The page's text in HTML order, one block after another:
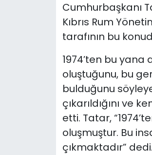
Cumhurbaşkanı
Kıbrıs Rum
tarafının bu
1974’ten bu yana
oluştuğunu, bu
bulduğunu
çıkarıldığını ve
etti. Tatar,
oluşmuştur. Bu
çıkmaktadır” dedi.